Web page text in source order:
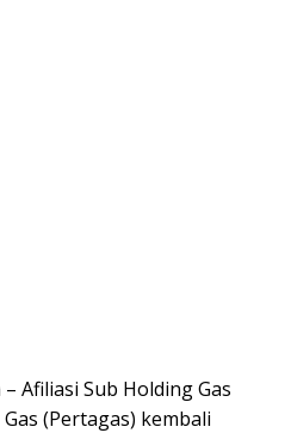
– Afiliasi Sub Holding Gas
(Pertagas) kembali